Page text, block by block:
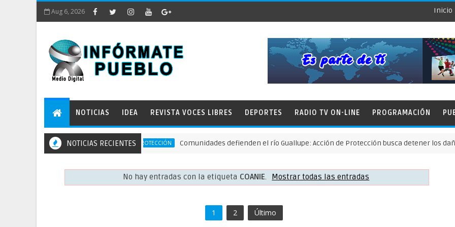
Aug 6, 2026 Inicio
NOTICIAS IDEA REVISTA VOCES LIBRES DEPORTES RADIO TV ON-LINE PROGRAMACIÓN
NOTICIAS RECIENTES
ACCIÓN DE PROTECCIÓN Comunidades defienden el río Guallupe: Acción de Protección busca detener los daños
No hay entradas con la etiqueta COANIE. Mostrar todas las entradas
1 2 Último